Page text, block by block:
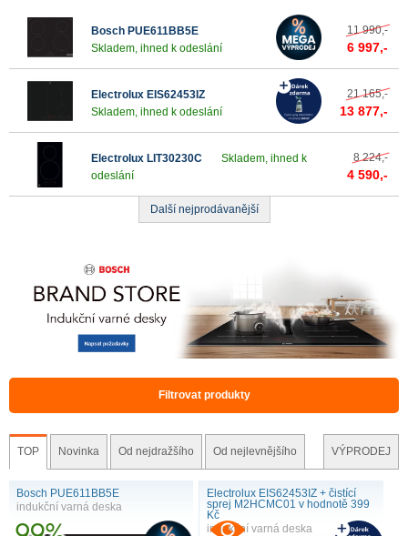
Bosch PUE611BB5E
Skladem, ihned k odeslání
11 990,-
6 997,-
Electrolux EIS62453IZ
Skladem, ihned k odeslání
21 165,-
13 877,-
Electrolux LIT30230C
Skladem, ihned k
odeslání
8 224,-
4 590,-
Další nejprodávanější
Filtrovat produkty
TOP Novinka Od nejdražšího Od nejlevnějšího VÝPRODEJ
Bosch PUE611BB5E
indukční varná deska
Electrolux EIS62453IZ + čistící
sprej M2HCMC01 v hodnotě 399
Kč
indukční varná deska